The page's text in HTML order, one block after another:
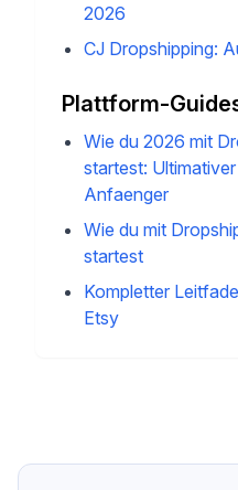
2026
CJ Dropshipping:
Plattform-
Wie du 2026 mit
startest:
Anfaenger
Wie du mit
startest
Kompletter
Etsy